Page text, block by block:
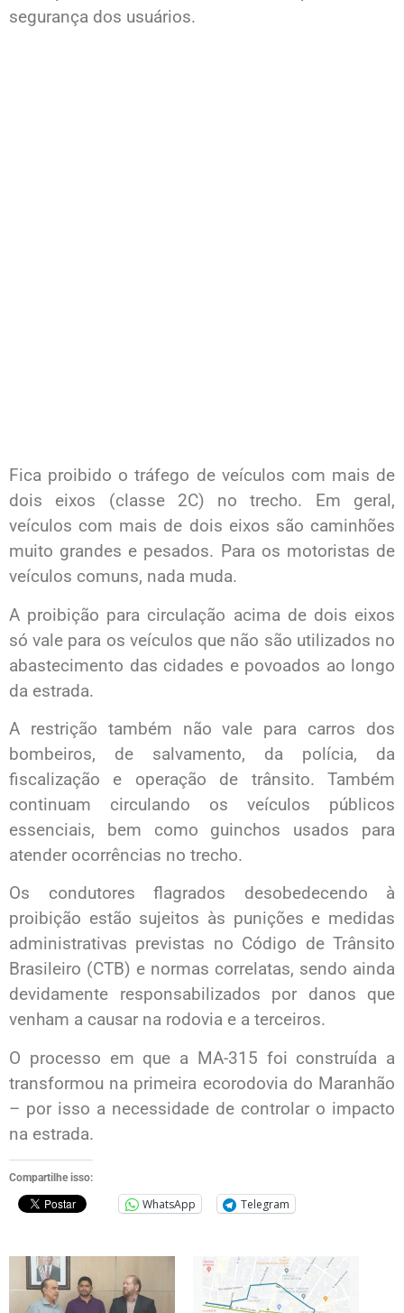
segurança dos usuários.
Fica proibido o tráfego de veículos com mais de
dois eixos (classe 2C) no trecho. Em geral,
veículos com mais de dois eixos são caminhões
muito grandes e pesados. Para os motoristas de
veículos comuns, nada muda.
A proibição para circulação acima de dois eixos
só vale para os veículos que não são utilizados no
abastecimento das cidades e povoados ao longo
da estrada.
A restrição também não vale para carros dos
bombeiros, de salvamento, da polícia, da
fiscalização e operação de trânsito. Também
continuam circulando os veículos públicos
essenciais, bem como guinchos usados para
atender ocorrências no trecho.
Os condutores flagrados desobedecendo à
proibição estão sujeitos às punições e medidas
administrativas previstas no Código de Trânsito
Brasileiro (CTB) e normas correlatas, sendo ainda
devidamente responsabilizados por danos que
venham a causar na rodovia e a terceiros.
O processo em que a MA-315 foi construída a
transformou na primeira ecorodovia do Maranhão
– por isso a necessidade de controlar o impacto
na estrada.
Compartilhe isso:
WhatsApp Telegram